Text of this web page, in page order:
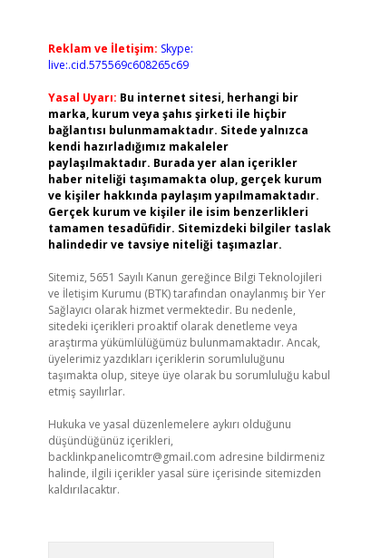
Reklam ve İletişim: Skype:
live:.cid.575569c608265c69
Yasal Uyarı: Bu internet sitesi, herhangi bir
marka, kurum veya şahıs şirketi ile hiçbir
bağlantısı bulunmamaktadır. Sitede yalnızca
kendi hazırladığımız makaleler
paylaşılmaktadır. Burada yer alan içerikler
haber niteliği taşımamakta olup, gerçek kurum
ve kişiler hakkında paylaşım yapılmamaktadır.
Gerçek kurum ve kişiler ile isim benzerlikleri
tamamen tesadüfidir. Sitemizdeki bilgiler taslak
halindedir ve tavsiye niteliği taşımazlar.
Sitemiz, 5651 Sayılı Kanun gereğince Bilgi Teknolojileri
ve İletişim Kurumu (BTK) tarafından onaylanmış bir Yer
Sağlayıcı olarak hizmet vermektedir. Bu nedenle,
sitedeki içerikleri proaktif olarak denetleme veya
araştırma yükümlülüğümüz bulunmamaktadır. Ancak,
üyelerimiz yazdıkları içeriklerin sorumluluğunu
taşımakta olup, siteye üye olarak bu sorumluluğu kabul
etmiş sayılırlar.
Hukuka ve yasal düzenlemelere aykırı olduğunu
düşündüğünüz içerikleri,
backlinkpanelicomtr@gmail.com adresine bildirmeniz
halinde, ilgili içerikler yasal süre içerisinde sitemizden
kaldırılacaktır.